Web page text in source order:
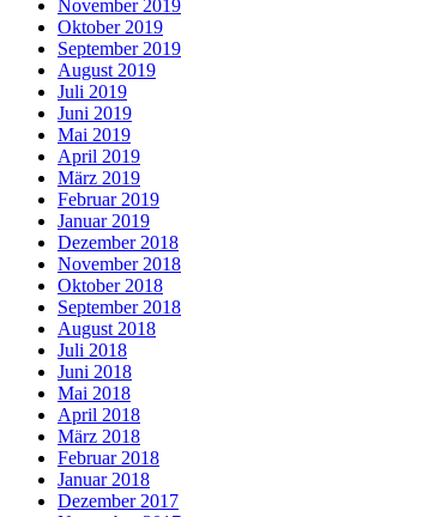
November 2019
Oktober 2019
September 2019
August 2019
Juli 2019
Juni 2019
Mai 2019
April 2019
März 2019
Februar 2019
Januar 2019
Dezember 2018
November 2018
Oktober 2018
September 2018
August 2018
Juli 2018
Juni 2018
Mai 2018
April 2018
März 2018
Februar 2018
Januar 2018
Dezember 2017